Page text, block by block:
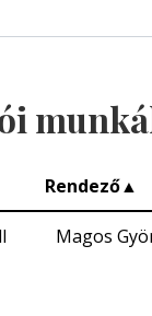
Rendező▲
Magos